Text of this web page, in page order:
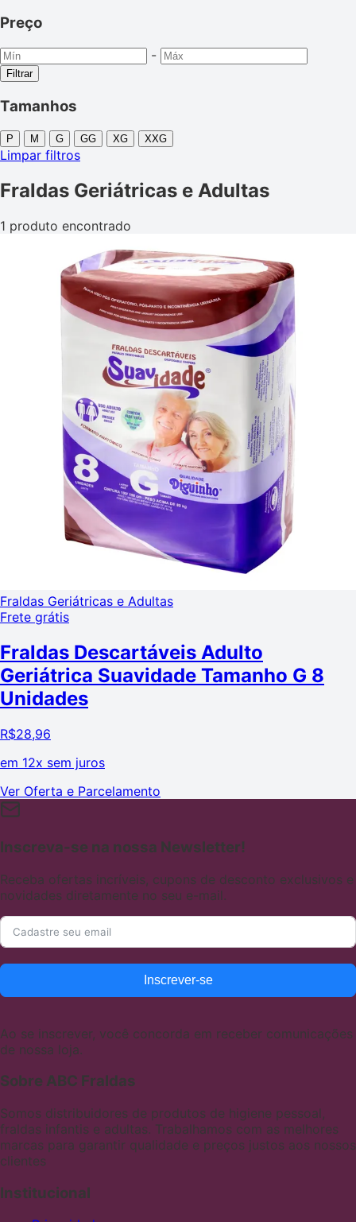
Preço
-
Filtrar
Tamanhos
P M G GG XG XXG
Limpar filtros
Fraldas Geriátricas e Adultas
1 produto encontrado
Fraldas Geriátricas e Adultas
Frete grátis
Fraldas Descartáveis Adulto
Geriátrica Suavidade Tamanho G 8
Unidades
R$28,96
em 12x sem juros
Ver Oferta e Parcelamento
Inscreva-se na nossa Newsletter!
Receba ofertas incríveis, cupons de desconto exclusivos e
novidades diretamente no seu e-mail.
Inscrever-se
Ao se inscrever, você concorda em receber comunicações
de nossa loja.
Sobre ABC Fraldas
Somos distribuidores de produtos de higiene pessoal,
fraldas infantis e adultas. Trabalhamos com as melhores
marcas para garantir qualidade e preços justos aos nossos
clientes
Institucional